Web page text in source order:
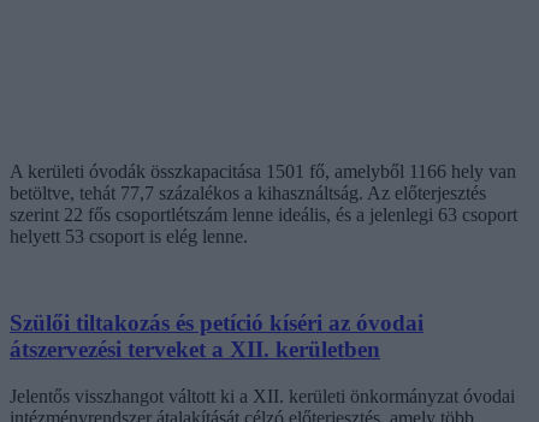
A kerületi óvodák összkapacitása 1501 fő, amelyből 1166 hely van
betöltve, tehát 77,7 százalékos a kihasználtság. Az előterjesztés
szerint 22 fős csoportlétszám lenne ideális, és a jelenlegi 63 csoport
helyett 53 csoport is elég lenne.
Szülői tiltakozás és petíció kíséri az óvodai
átszervezési terveket a XII. kerületben
Jelentős visszhangot váltott ki a XII. kerületi önkormányzat óvodai
intézményrendszer átalakítását célzó előterjesztés, amely több